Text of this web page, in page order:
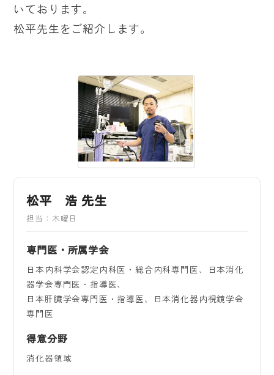
いております。
松平先生をご紹介します。
松平 浩 先生
担当：木曜日
専門医・所属学会
日本内科学会認定内科医・総合内科専門医、日本消化
器学会専門医・指導医、
日本肝臓学会専門医・指導医、日本消化器内視鏡学会
専門医
得意分野
消化器領域